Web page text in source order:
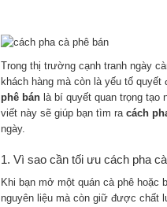
Trong thị trường cạnh tranh ngày
khách hàng mà còn là yếu tố
phê bánlà bí quyết quan trọng tạo
viết này sẽ giúp bạn tìm ra cách
ngày.
1. Vì sao cần tối ưu cách pha
Khi bạn mở một quán cà phê hoặc
nguyên liệu mà còn giữ được chất